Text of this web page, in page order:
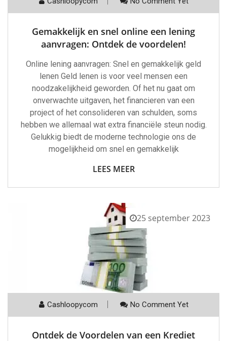
Gemakkelijk en snel online een lening
aanvragen: Ontdek de voordelen!
Online lening aanvragen: Snel en gemakkelijk geld
lenen Geld lenen is voor veel mensen een
noodzakelijkheid geworden. Of het nu gaat om
onverwachte uitgaven, het financieren van een
project of het consolideren van schulden, soms
hebben we allemaal wat extra financiële steun nodig.
Gelukkig biedt de moderne technologie ons de
mogelijkheid om snel en gemakkelijk
LEES MEER
25 september 2023
Cashloopycom No Comment Yet
Ontdek de Voordelen van een Krediet